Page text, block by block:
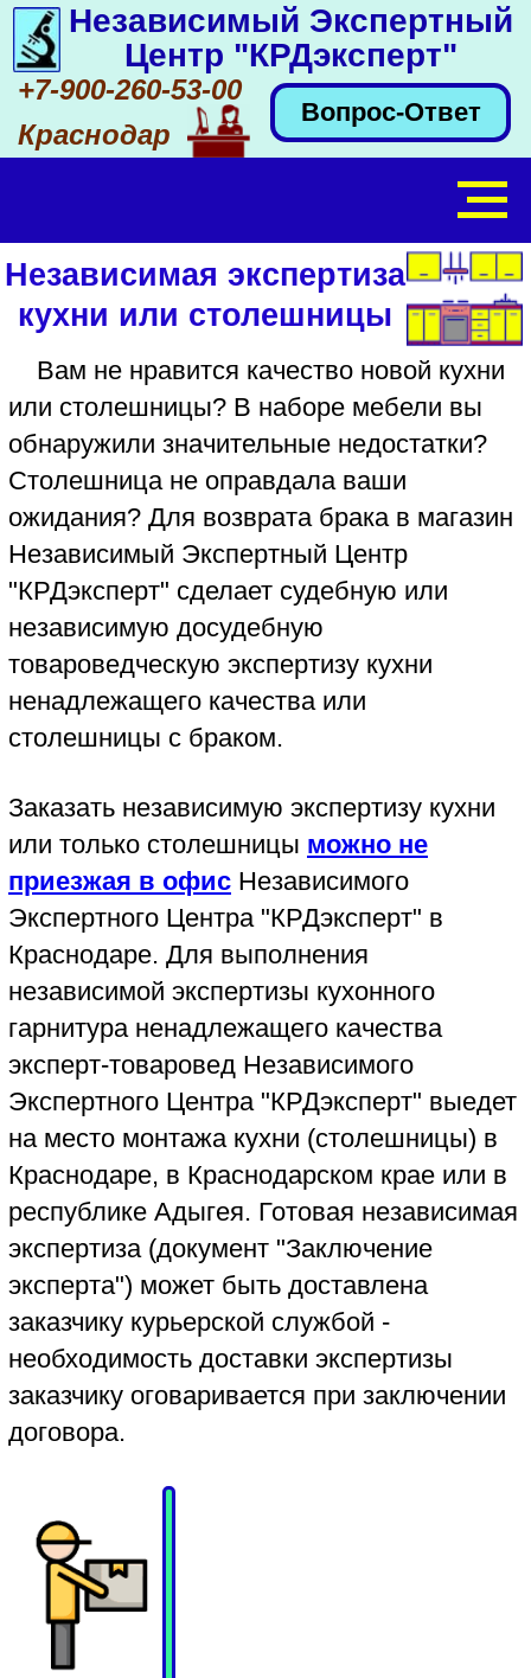
Независимый Экспертный
Центр "КРДэксперт"
+7-900-260-53-00
Краснодар
Вопрос-Ответ
Вам не нравится качество новой кухни
или столешницы? В наборе мебели вы
обнаружили значительные недостатки?
ожидания? Для возврата брака в магазин
Независимый Экспертный Центр
"КРДэксперт" сделает судебную или
независимую досудебную
товароведческую экспертизу кухни
ненадлежащего качества или
столешницы с браком.
Заказать независимую экспертизу кухни
или только столешницыможно не
приезжая в офисНезависимого
Экспертного Центра "КРДэксперт" в
Краснодаре. Для выполнения
независимой экспертизы кухонного
гарнитура ненадлежащего качества
на место монтажа кухни (столешницы) в
Краснодаре, в Краснодарском крае или в
республике Адыгея. Готовая независимая
экспертиза (документ "Заключение
эксперта") может быть доставлена
заказчику курьерской службой -
необходимость доставки экспертизы
заказчику оговаривается при заключении
договора.
Эксперт Независимого Экспертного
Центра "КРДэксперт" с высшим
образованием "эксперт-товаровед"
(Кубанский Государственный
Технологический Университет) и со
стажем выполнения независимых и
судебных экспертиз с 2009 года проверит
кухню и столешницу на соответствие
нормативным требованиям
Технического Регламента (ТР ТС),
Нормативные требования ГОСТ и ТР ТС
являются обязательными к выполнению
всеми производителями мебели, в том
числе при изготовлении кухонной мебели
заказу.